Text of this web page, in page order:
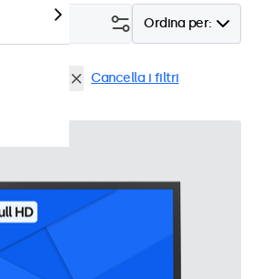
Ordina per:
Cancella i filtri